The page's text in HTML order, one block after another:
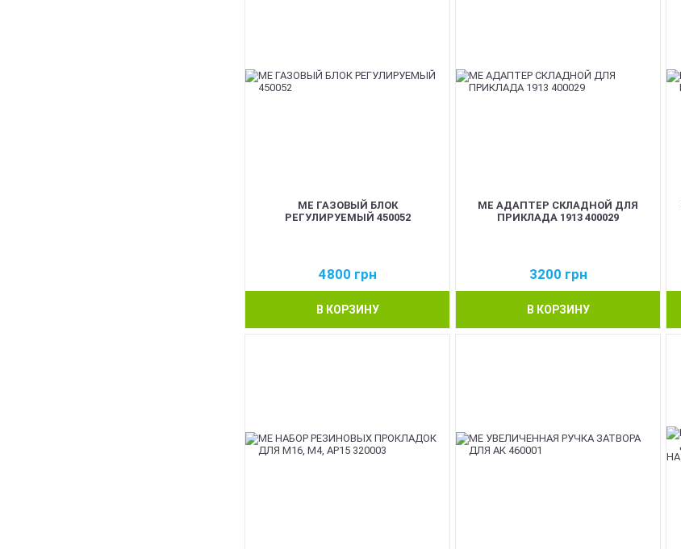
ME ГАЗОВЫЙ БЛОК
РЕГУЛИРУЕМЫЙ 450052
4800 грн
В КОРЗИНУ
ME АДАПТЕР СКЛАДНОЙ ДЛЯ
ПРИКЛАДА 1913 400029
3200 грн
В КОРЗИНУ